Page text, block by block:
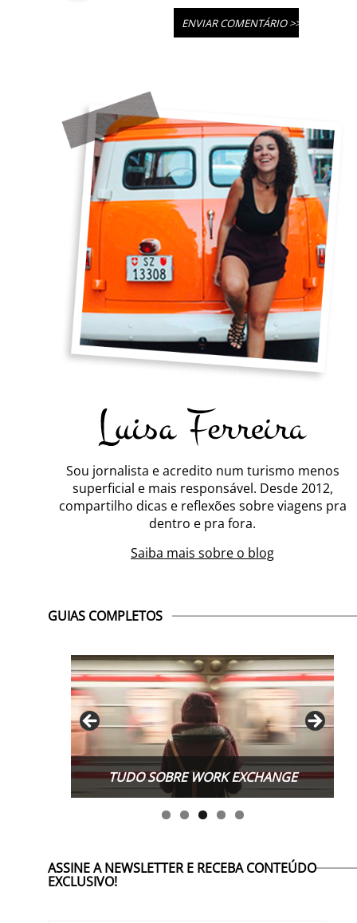
Sou jornalista e acredito num turismo menos
superficial e mais responsável. Desde 2012,
compartilho dicas e reflexões sobre viagens pra
dentro e pra fora.
Saiba mais sobre o blog
GUIAS COMPLETOS
TUDO SOBRE WORK EXCHANGE
ASSINE A NEWSLETTER E RECEBA CONTEÚDO
EXCLUSIVO!